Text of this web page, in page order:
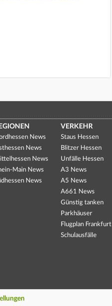
News
News
News
Main News
News
VERKEHR
Staus Hessen
Blitzer Hessen
Unfälle Hessen
A3 News
A5 News
A661 News
Günstig tanken
Parkhäuser
Flugplan Frankfurt
Schulausfälle